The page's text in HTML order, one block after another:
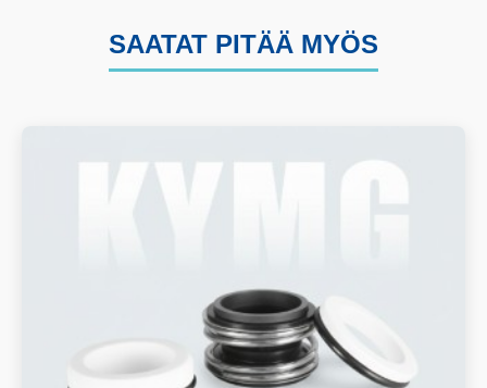
SAATAT PITÄÄ MYÖS